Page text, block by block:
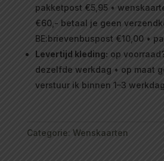
pakketpost €5,95 •
€60,- betaal je geen
BE:brievenbuspost €10,00 •
Levertijd kleding: op
dezelfde werkdag • op maat
verstuur ik binnen 1–3
Categorie: Wenskaarten